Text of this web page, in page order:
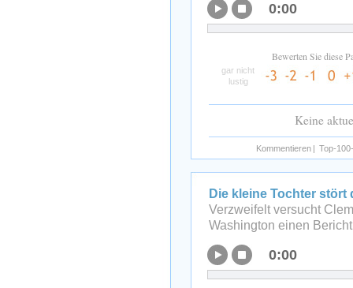
0:00
Bewerten Sie diese
gar nicht
lustig
Keine
Kommentieren | Top-
Die kleine Tochter
Verzweifelt versucht
Washington einen
0:00